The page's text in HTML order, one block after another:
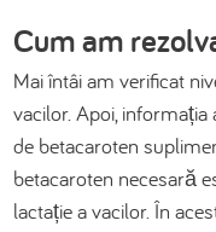
Cum am
Mai întâi am verificat
vacilor. Apoi,
de betacaroten
betacaroten necesară
lactație a vacilor. În